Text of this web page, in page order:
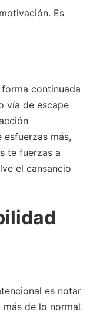
Es
continuada
vía de escape
más,
te fuerzas a
el cansancio
es notar
de lo normal.